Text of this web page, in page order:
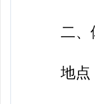
二、
地点：